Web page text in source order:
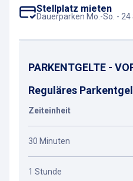
Stellplatz mieten
Dauerparken Mo.-So. - 24
PARKENTGELTE -
Reguläres
Zeiteinheit
30 Minuten
1 Stunde